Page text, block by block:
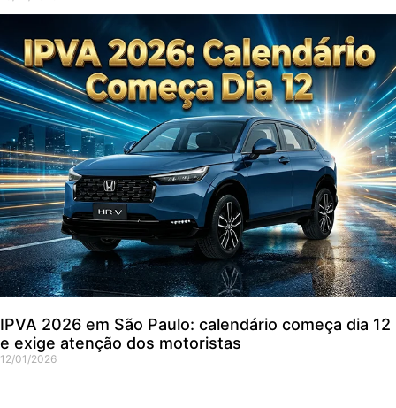
IPVA 2026 em São Paulo: calendário começa dia 12
e exige atenção dos motoristas
12/01/2026